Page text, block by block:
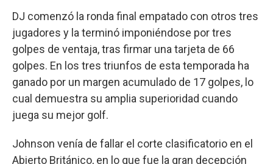
DJ comenzó la ronda final empatado con otros tres
jugadores y la terminó imponiéndose por tres
golpes de ventaja, tras firmar una tarjeta de 66
golpes. En los tres triunfos de esta temporada ha
ganado por un margen acumulado de 17 golpes, lo
cual demuestra su amplia superioridad cuando
juega su mejor golf.
Johnson venía de fallar el corte clasificatorio en el
Abierto Británico, en lo que fue la gran decepción